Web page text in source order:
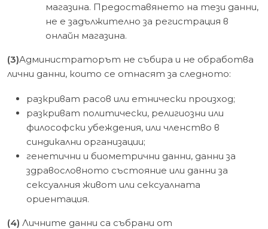
магазина. Предоставянето на тези данни,
не е задължително за регистрация в
онлайн магазина.
(3)Администраторът не събира и не обработва
лични данни, които се отнасят за следното:
разкриват расов или етнически произход;
разкриват политически, религиозни или
философски убеждения, или членство в
синдикални организации;
генетични и биометрични данни, данни за
здравословното състояние или данни за
сексуалния живот или сексуалната
ориентация.
(4) Личните данни са събрани от